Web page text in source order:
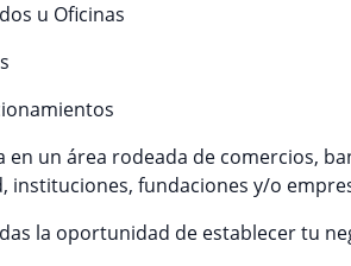
u Oficinas
en un área rodeada de comercios,
instituciones, fundaciones y/o
la oportunidad de establecer tu